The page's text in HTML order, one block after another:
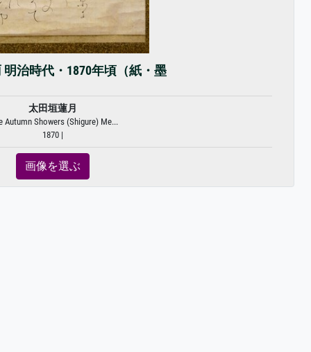
明治時代・1870年頃（紙・墨
太田垣蓮月
Autumn Showers (Shigure) Me...
1870 |
画像を選ぶ